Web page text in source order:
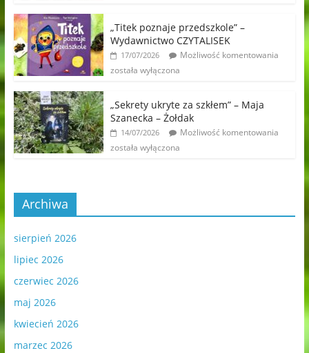
„Titek poznaje przedszkole” –
Wydawnictwo CZYTALISEK
17/07/2026
Możliwość komentowania
została wyłączona
„Sekrety ukryte za szkłem” – Maja
Szanecka – Żołdak
14/07/2026
Możliwość komentowania
została wyłączona
Archiwa
sierpień 2026
lipiec 2026
czerwiec 2026
maj 2026
kwiecień 2026
marzec 2026